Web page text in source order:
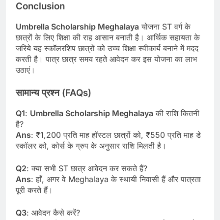
Conclusion
Umbrella Scholarship Meghalaya योजना ST वर्ग के
छात्रों के लिए शिक्षा की राह आसान बनाती है। आर्थिक सहायता के
जरिये यह स्कॉलरशिप छात्रों को उच्च शिक्षा स्वीकार्य बनाने में मदद
करती है। पात्र छात्र समय रहते आवेदन कर इस योजना का लाभ
उठाएं।
सामान्य प्रश्न (FAQs)
Q1: Umbrella Scholarship Meghalaya की राशि कितनी
है?
Ans: ₹1,200 प्रति माह हॉस्टल छात्रों को, ₹550 प्रति माह डे
स्कॉलर को, कोर्स के ग्रुप के अनुसार राशि मिलती है।
Q2: क्या सभी ST छात्र आवेदन कर सकते हैं?
Ans: हाँ, अगर वे Meghalaya के स्थायी निवासी हैं और पात्रता
पूरी करते हैं।
Q3: आवेदन कैसे करें?